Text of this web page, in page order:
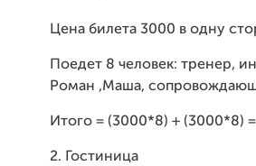
Цена билета 3000 в одну
Поедет 8 человек: тренер,
Роман ,Маша,
Итого = (3000*8) + (3000*8)
2. Гостиница